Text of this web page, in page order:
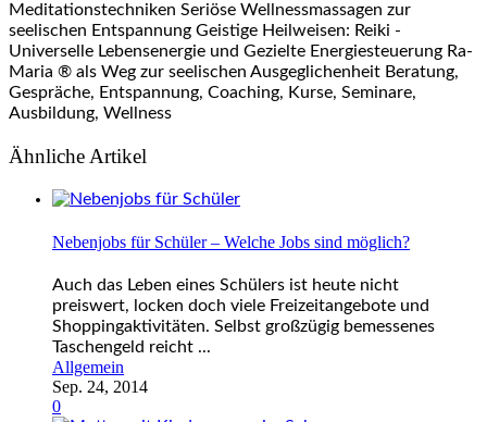
Meditationstechniken Seriöse Wellnessmassagen zur
seelischen Entspannung Geistige Heilweisen: Reiki -
Universelle Lebensenergie und Gezielte Energiesteuerung Ra-
Maria ® als Weg zur seelischen Ausgeglichenheit Beratung,
Gespräche, Entspannung, Coaching, Kurse, Seminare,
Ausbildung, Wellness
Ähnliche Artikel
Nebenjobs für Schüler – Welche Jobs sind möglich?
Auch das Leben eines Schülers ist heute nicht
preiswert, locken doch viele Freizeitangebote und
Shoppingaktivitäten. Selbst großzügig bemessenes
Taschengeld reicht ...
Allgemein
Sep. 24, 2014
0